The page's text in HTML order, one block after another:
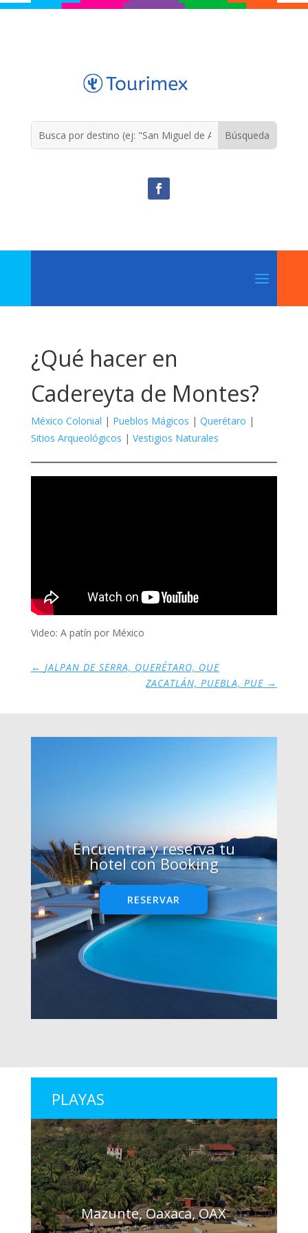
¿Qué hacer en
Cadereyta de Montes?
México Colonial | Pueblos Mágicos | Querétaro |
Sitios Arqueológicos | Vestigios Naturales
Video: A patín por México
← JALPAN DE SERRA, QUERÉTARO, QUE
ZACATLÁN, PUEBLA, PUE →
Encuentra y reserva tu
hotel con Booking
RESERVAR
PLAYAS
Mazunte, Oaxaca, OAX